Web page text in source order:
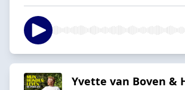
Yvette van Boven &